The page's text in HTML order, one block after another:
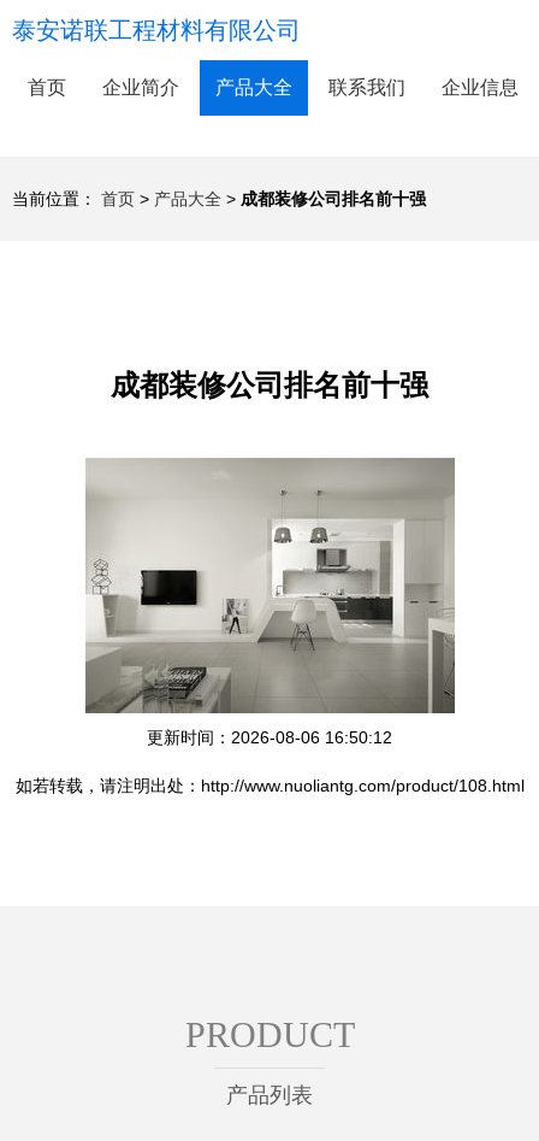
泰安诺联工程材料有限公司
首页 企业简介 产品大全 联系我们 企业信息
当前位置： 首页 > 产品大全 > 成都装修公司排名前十强
成都装修公司排名前十强
更新时间：2026-08-06 16:50:12
如若转载，请注明出处：http://www.nuoliantg.com/product/108.html
PRODUCT
产品列表